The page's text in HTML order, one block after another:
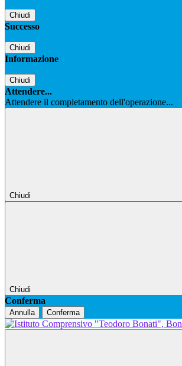
Chiudi
Successo
Chiudi
Informazione
Chiudi
Attendere...
Attendere il completamento dell'operazione...
Chiudi
Chiudi
Conferma
Annulla Conferma